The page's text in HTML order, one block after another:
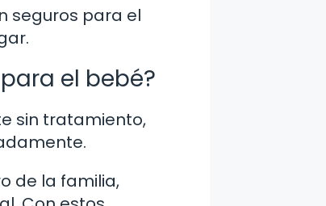
seguros para el
el bebé?
sin tratamiento,
de la familia,